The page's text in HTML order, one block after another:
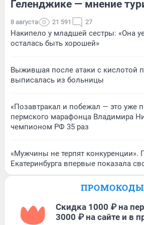
Геленджике — мнение
8 августа 21 591 27
Накипело у младшей сестры: «Она
осталась быть хорошей»
Выжившая после атаки с кислотой
выписалась из больницы
«Позавтракал и побежал — это уже
пермского марафонца Владимира
чемпионом РФ 35 раз
«Мужчины не терпят конкуренции».
Екатеринбурга впервые показала
ПРОМОКОДЫ
Скидка 1000 ₽ на
3000 ₽ на сайте и в